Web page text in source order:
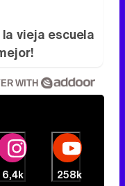
la vieja escuela
WITH
6,4k 258k